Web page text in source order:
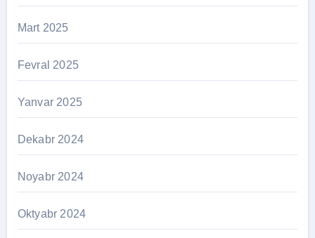
Mart 2025
Fevral 2025
Yanvar 2025
Dekabr 2024
Noyabr 2024
Oktyabr 2024